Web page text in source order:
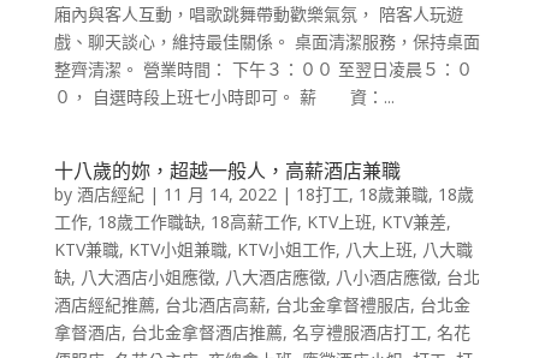
廂內與客人互動，唱歌跳舞帶動歡樂氣氛， 陪客人玩遊
戲、聊天談心，維持最佳關係。 桌面清潔服務，保持桌面
整齊清潔。 營業時間： 下午３：００ 至翌日凌晨５：０
０， 自選時段上班七小時即可。 薪 資：...
十八歲的妳，超越一般人，高薪酒店兼職
by 酒店經紀| 11 月 14, 2022| 18打工, 18歲兼職, 18歲
工作, 18歲工作職缺, 18高薪工作, KTV上班, KTV兼差,
KTV兼職, KTV小姐兼職, KTV小姐工作, 八大上班, 八大職
缺, 八大酒店小姐應徵, 八大酒店應徵, 八小酒店應徵, 台北
酒店經紀推薦, 台北酒店高薪, 台北金拿督禮服店, 台北金
拿督酒店, 台北金拿督酒店推薦, 名亨禮服酒店打工, 名花